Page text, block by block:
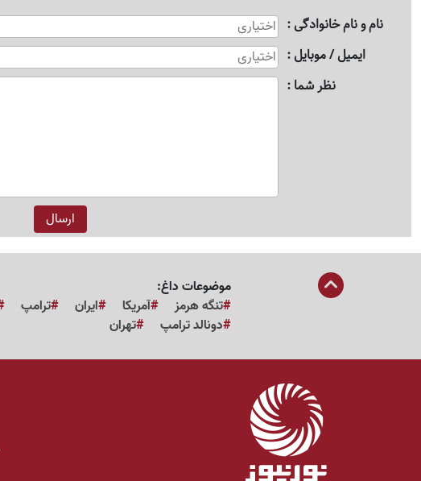
نام و نام خانوادگی
ایمیل / موبایل
نظر شما
موضوعات داغ:
تنگه هرمز
آمریکا ایران ترامپ
دونالد ترامپ
تهران